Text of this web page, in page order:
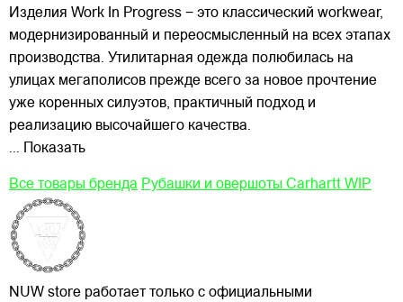
Изделия Work In Progress − это классический workwear,
модернизированный и переосмысленный на всех этапах
производства. Утилитарная одежда полюбилась на
улицах мегаполисов прежде всего за новое прочтение
уже коренных силуэтов, практичный подход и
реализацию высочайшего качества.
... Показать
Все товары бренда Рубашки и овершоты Carhartt WIP
NUW store работает только с официальными